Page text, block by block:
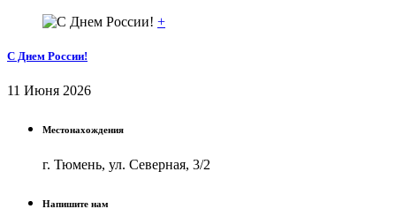
+
С Днем России!
11 Июня 2026
Местонахождения
г. Тюмень, ул. Северная, 3/2
Напишите нам